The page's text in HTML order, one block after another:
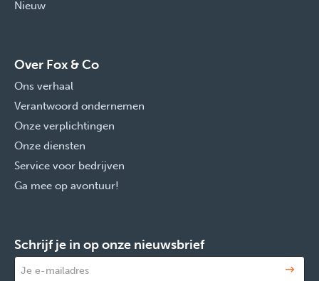
Nieuw
Over Fox & Co
Ons verhaal
Verantwoord ondernemen
Onze verplichtingen
Onze diensten
Service voor bedrijven
Ga mee op avontuur!
Schrijf je in op onze nieuwsbrief